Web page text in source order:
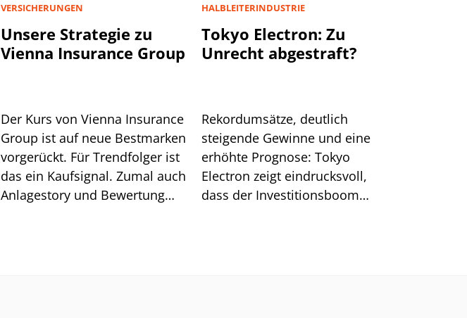
VERSICHERUNGEN
Unsere Strategie zu
Vienna Insurance Group
Der Kurs von Vienna Insurance
Group ist auf neue Bestmarken
vorgerückt. Für Trendfolger ist
das ein Kaufsignal. Zumal auch
Anlagestory und Bewertung
HALBLEITERINDUSTRIE
Tokyo Electron: Zu
Unrecht abgestraft?
Rekordumsätze, deutlich
steigende Gewinne und eine
erhöhte Prognose: Tokyo
Electron zeigt eindrucksvoll,
dass der Investitionsboom